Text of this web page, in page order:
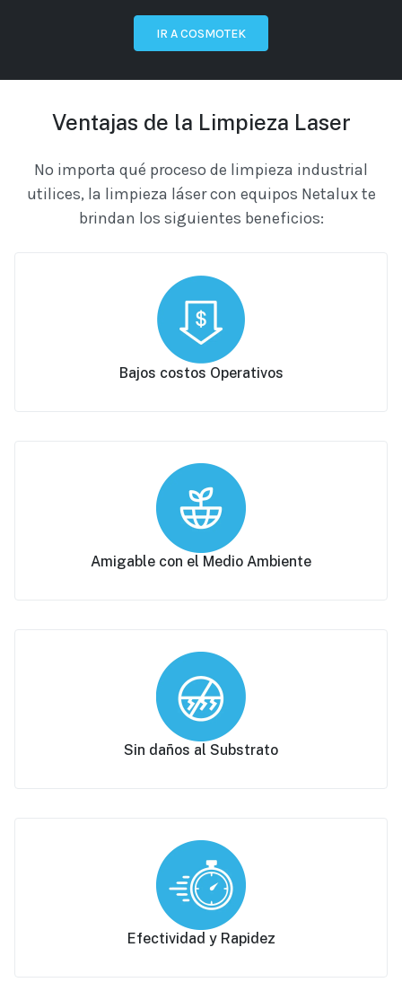
IR A COSMOTEK
Ventajas de la Limpieza Laser
No importa qué proceso de limpieza industrial
utilices, la limpieza láser con equipos Netalux te
brindan los siguientes beneficios:
Bajos costos Operativos
Amigable con el Medio Ambiente
Sin daños al Substrato
Efectividad y Rapidez